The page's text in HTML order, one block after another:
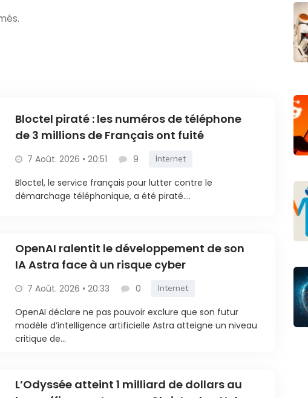
Bloctel piraté : les numéros de téléphone
de 3 millions de Français ont fuité
7 Août. 2026 • 20:51 9 Internet
Bloctel, le service français pour lutter contre le
démarchage téléphonique, a été piraté....
OpenAI ralentit le développement de son
IA Astra face à un risque cyber
7 Août. 2026 • 20:33 0 Internet
OpenAI déclare ne pas pouvoir exclure que son futur
modèle d’intelligence artificielle Astra atteigne un niveau
critique de...
L’Odyssée atteint 1 milliard de dollars au